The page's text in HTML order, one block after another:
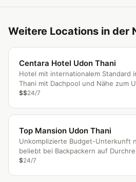
Weitere Locations in der
Centara Hotel Udon Thani
Hotel mit internationalem Standard
Thani mit Dachpool und Nähe zum
$$24/7
Top Mansion Udon Thani
Unkomplizierte Budget-Unterkunft
beliebt bei Backpackern auf
$24/7